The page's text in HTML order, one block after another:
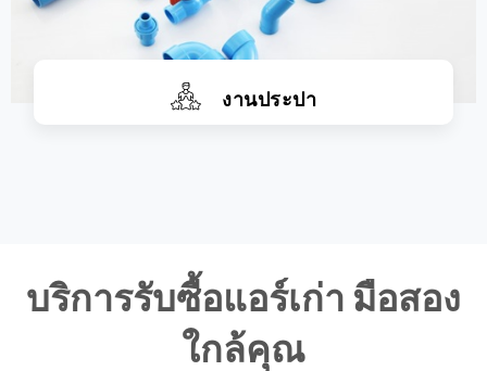
งานประปา
บริการรับซื้อแอร์เก่า มือสอง
ใกล้คุณ